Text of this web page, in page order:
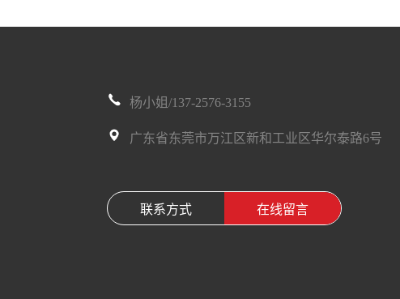
杨小姐/137-2576-3155
广东省东莞市万江区新和工业区华尔泰路6号
联系方式 在线留言